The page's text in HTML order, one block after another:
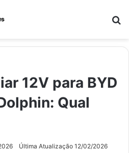
12V para BYD
Qual
Última Atualização 12/02/2026